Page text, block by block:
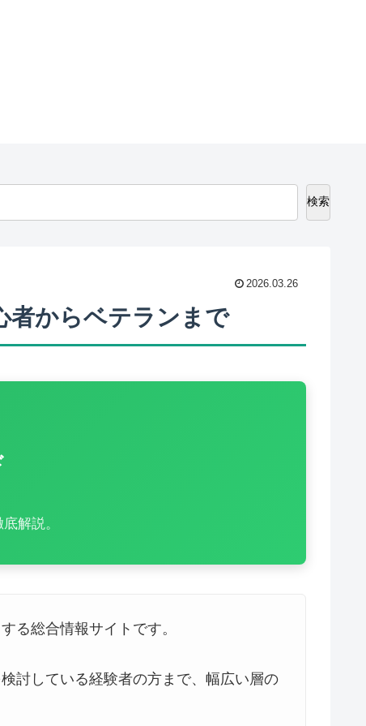
検索
2026.03.26
者からベテランまで
解説。
る総合情報サイトです。
討している経験者の方まで、幅広い層の